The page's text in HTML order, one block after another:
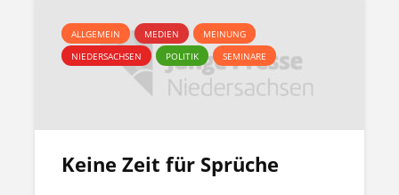
ALLGEMEIN MEDIEN
MEINUNG
NIEDERSACHSEN
POLITIK SEMINARE
Keine Zeit für Sprüche